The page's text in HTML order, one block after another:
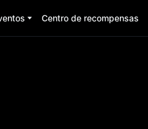
Centro de recompensas